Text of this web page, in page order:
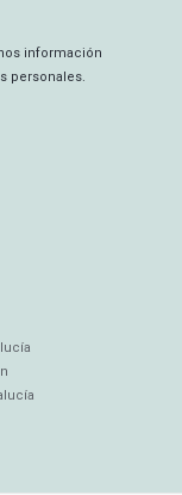
información
personales.